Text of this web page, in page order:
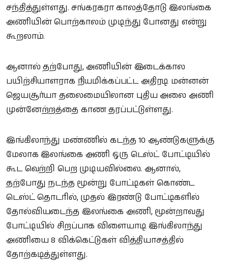
சந்தித்துள்ளது. சங்கரகரா காலத்தோடு இலங்கை
அணியின் பொற்காலம் முடிந்து போனது என்று
கூறலாம்.
ஆனால் தற்போது, அணியின் இடைக்கால
பயிற்சியாளராக நியமிக்கப்பட்ட அதிரடி மன்னன்
ஜெயசூர்யா தலைமையிலான புதிய அலை அணி
முன்னேற்றத்தை காண தரப்பட்டுள்ளது.
இங்கிலாந்து மண்ணில் கடந்த 10 ஆண்டுகளுக்கு
மேலாக இலங்கை அணி ஒரு டெஸ்ட் போட்டியில்
கூட வெற்றி பெற முடியவில்லை. ஆனால்,
தற்போது நடந்த மூன்று போட்டிகள் கொண்ட
டெஸ்ட் தொடரில், முதல் இரண்டு போட்டிகளில்
தோல்வியடைந்த இலங்கை அணி, மூன்றாவது
போட்டியில் சிறப்பாக விளையாடி இங்கிலாந்து
அணியை 8 விக்கெட்டுகள் வித்தியாசத்தில்
தோற்கடித்துள்ளது.